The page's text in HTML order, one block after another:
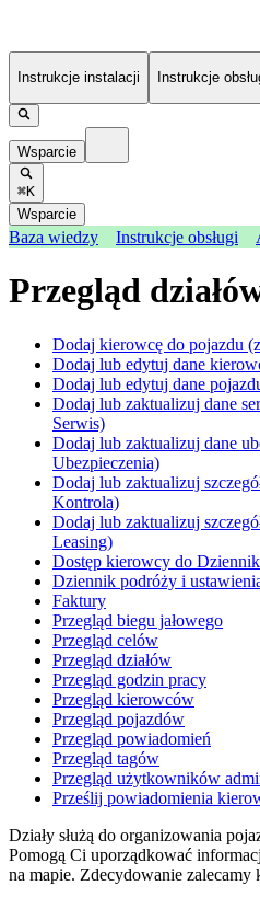
Instrukcje instalacji Instrukcje
Wsparcie
⌘K
Wsparcie
Baza wiedzy Instrukcje obsługi
Przegląd
Dodaj kierowcę do pojazdu
Dodaj lub edytuj dane
Dodaj lub edytuj dane
Dodaj lub zaktualizuj dane
Serwis)
Dodaj lub zaktualizuj dane
Ubezpieczenia)
Dodaj lub zaktualizuj
Kontrola)
Dodaj lub zaktualizuj
Leasing)
Dostęp kierowcy do
Dziennik podróży i
Faktury
Przegląd biegu jałowego
Przegląd celów
Przegląd działów
Przegląd godzin pracy
Przegląd kierowców
Przegląd pojazdów
Przegląd powiadomień
Przegląd tagów
Przegląd użytkowników
Prześlij powiadomienia
Działy służą do organizowania
Pomogą Ci uporządkować
na mapie. Zdecydowanie zalecamy